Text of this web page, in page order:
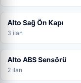
Alto Sağ Ön Kapı
3 ilan
Alto ABS Sensörü
2 ilan